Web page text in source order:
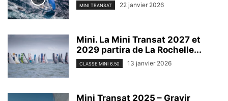
MINI TRANSAT 22 janvier 2026
Mini. La Mini Transat 2027 et
2029 partira de La Rochelle...
CLASSE MINI 6.50 13 janvier 2026
Mini Transat 2025 – Gravir